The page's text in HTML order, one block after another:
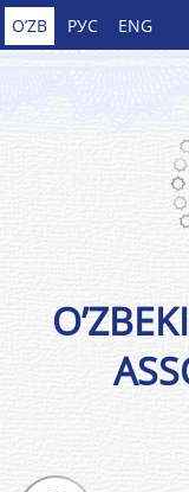
O’ZB РУС ENG